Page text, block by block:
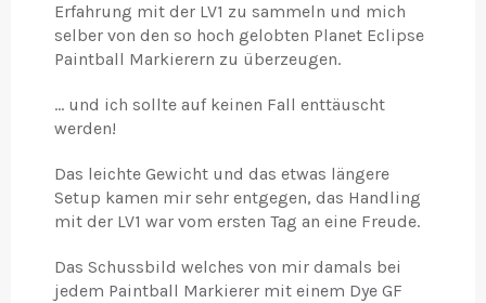
Erfahrung mit der LV1 zu sammeln und mich
selber von den so hoch gelobten Planet Eclipse
Paintball Markierern zu überzeugen.
... und ich sollte auf keinen Fall enttäuscht
werden!
Das leichte Gewicht und das etwas längere
Setup kamen mir sehr entgegen, das Handling
mit der LV1 war vom ersten Tag an eine Freude.
Das Schussbild welches von mir damals bei
jedem Paintball Markierer mit einem Dye GF